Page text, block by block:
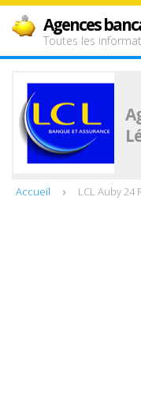
Agences
Toutes les
Accueil LCL Auby 24